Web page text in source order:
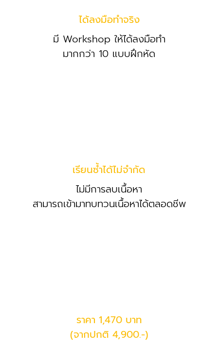
ได้ลงมือทำจริง
มี Workshop ให้ได้ลงมือทำ
มากกว่า 10 แบบฝึกหัด
เรียนซ้ำได้ไม่จำกัด
ไม่มีการลบเนื้อหา
สามารถเข้ามาทบทวนเนื้อหาได้ตลอดชีพ
ราคา 1,470 บาท
(จากปกติ 4,900.-)